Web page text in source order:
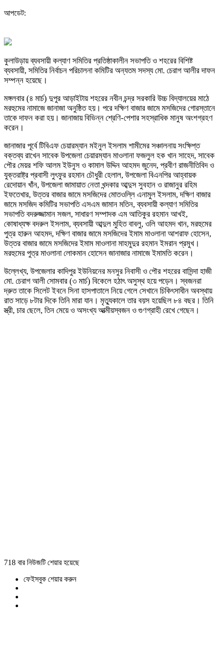
আপডেট:
কুলাউড়ায় ব্যবসায়ী কল্যাণ সমিতির প্রতিষ্ঠাকালীন সভাপতি ও শহরের বিশিষ্ট
ব্যবসায়ী, সমিতির নির্বাচন পরিচালনা কমিটির অন্যতম সদস্য মো. চেরাগ আলীর দাফন
সম্পন্ন হয়েছে।
মঙ্গলবার (৪ মার্চ) দুপুর আড়াইটায় শহরের নবীন চন্দ্র সরকারি উচ্চ বিদ্যালয়ের মাঠে
মরহুমের নামাজে জানাজা অনুষ্ঠিত হয়। পরে দক্ষিণ বাজার জামে মসজিদের গোরস্তানে
তাকে দাফন করা হয়। জানাজায় বিভিন্ন শ্রেণি-পেশার সহস্রাধিক মানুষ অংশগ্রহণ
করেন।
জানাজার পূর্বে টিবিএফ চেয়ারম্যান মইনুল ইসলাম শামীমের সঞ্চালনায় সংক্ষিপ্ত
বক্তব্য রাখেন সাবেক উপজেলা চেয়ারম্যান মাওলানা ফজলুল হক খান সাহেদ, সাবেক
পৌর মেয়র শফি আলম ইউনুস ও কামাল উদ্দিন আহমদ জুনেদ, প্রবীণ রাজনীতিবিদ ও
যুক্তরাষ্ট্র প্রবাসী লুৎফুর রহমান চৌধুরী হেলাল, উপজেলা বিএনপির আহ্বায়ক
রেদোয়ান খাঁন, উপজেলা জামায়াত নেতা খন্দকার আব্দুস সুবহান ও রাজানুর রহিম
ইফতেখার, উত্তর বাজার জামে মসজিদের মোতওল্লি এনামুল ইসলাম, দক্ষিণ বাজার
জামে মসজিদ কমিটির সভাপতি এসএম জামান মতিন, ব্যবসায়ী কল্যাণ সমিতির
সভাপতি বদরুজ্জামান সজল, সাধারণ সম্পাদক এম আতিকুর রহমান আখই,
কোষাধ্যক্ষ বদরুল ইসলাম, ব্যবসায়ী আব্দুল মুহিত বাবলু, ওলি আহমদ খান, মরহুমের
পুত্র হারুন আহমদ, দক্ষিণ বাজার জামে মসজিদের ইমাম মাওলানা আশরাফ হোসেন,
উত্তর বাজার জামে মসজিদের ইমাম মাওলানা মাহমুদুর রহমান ইমরান প্রমুখ।
মরহুমের পুত্র মাওলানা লোকমান হোসেন জানাজার নামাজে ইমামতি করেন।
উল্লেখ্য, উপজেলার কাদিপুর ইউনিয়নের মনসুর নিবাসী ও পৌর শহরের বাসিন্দা হাজী
মো. চেরাগ আলী সোমবার (৩ মার্চ) বিকেলে হঠাৎ অসুস্থ হয়ে পড়েন। স্বজনরা
দ্রুত তাকে সিলেট ইবনে সিনা হাসপাতালে নিয়ে গেলে সেখানে চিকিৎসাধীন অবস্থায়
রাত সাড়ে ৮টার দিকে তিনি মারা যান। মৃত্যুকালে তার বয়স হয়েছিল ৮৪ বছর। তিনি
স্ত্রী, চার ছেলে, তিন মেয়ে ও অসংখ্য আত্মীয়স্বজন ও গুণগ্রাহী রেখে গেছেন।
718 বার নিউজটি শেয়ার হয়েছে
ফেইসবুক শেয়ার করুন